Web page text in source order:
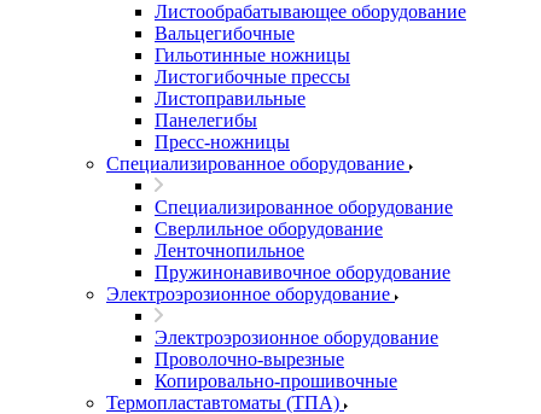
Листообрабатывающее оборудование
Вальцегибочные
Гильотинные ножницы
Листогибочные прессы
Листоправильные
Панелегибы
Пресс-ножницы
Специализированное оборудование
Специализированное оборудование
Сверлильное оборудование
Ленточнопильное
Пружинонавивочное оборудование
Электроэрозионное оборудование
Электроэрозионное оборудование
Проволочно-вырезные
Копировально-прошивочные
Термопластавтоматы (ТПА)